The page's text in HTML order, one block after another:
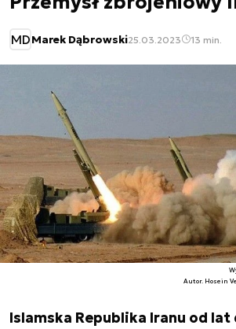
MDMarek Dąbrowski25.03.2023 13 min.
Autor. Hosein
Islamska Republika Iranu od lat